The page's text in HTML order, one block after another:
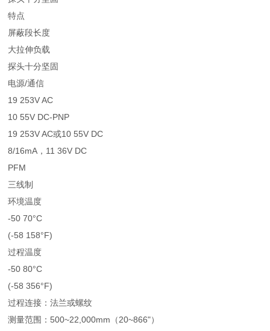
特点
屏蔽段长度
大拉伸负载
探头十分坚固
电源/通信
19 253V AC
10 55V DC-PNP
19 253V AC或10 55V DC
8/16mA，11 36V DC
PFM
三线制
环境温度
-50 70°C
(-58 158°F)
过程温度
-50 80°C
(-58 356°F)
过程连接：法兰或螺纹
测量范围：500~22,000mm（20~866"）